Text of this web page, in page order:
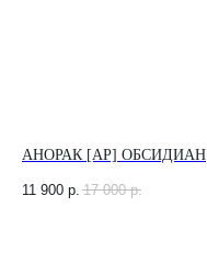
АНОРАК [AP] ОБСИДИАН
11 900 р. 17 000 р.